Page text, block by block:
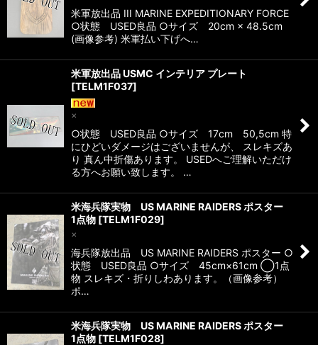
米軍放出品 III MARINE EXPEDITIONARY FORCE
○状態 USED良品 ○サイズ 20cm × 48.5cm
(画像参考) 米軍払い下げへ…
米軍放出品 USMC インテリア プレート
[TELM1F037]
×
○状態 USED良品 ○サイズ 17cm 50,5cm 特
にひどいダメージはございませんが、 スレキズあ
り 真ん中折傷あります。 USEDへご理解いただけ
る方へお願い致します。 …
米海兵隊実物 US MARINE RAIDERS ポスター
1点物 [TELM1F029]
×
海兵隊放出品 US MARINE RAIDERS ポスター ○
状態 USED良品 ○サイズ 45cm×61cm ◯1点
物 スレキズ・折りしわあります。（画像参考）
ポ…
米海兵隊実物 US MARINE RAIDERS ポスター
1点物 [TELM1F028]